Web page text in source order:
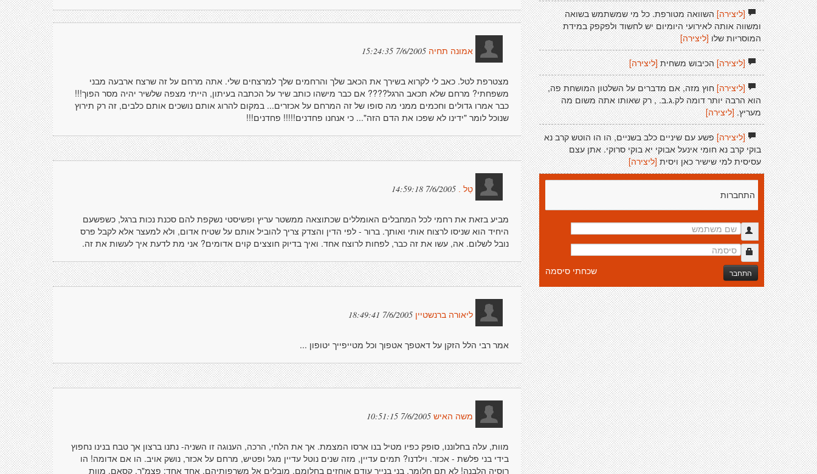
אמונה תחיה 7/6/2005 15:24:35
מצטרפת לטל. כאב לי לקרוא בשירך את הכאב שלך והרחמים שלך למרצחים שלי. אתה מרחם על זה שרצח ארבעה מבני
משפחתי? מרחם שלא תכאב הרגל???? אם כבר מישהו כותב שיר על הכתבה בעיתון, הייתי מצפה שלשיר יהיה מסר הפוך!!!
כבר אמרו גדולים וחכמים ממני מה סופו של זה המרחם על אכזרים... במקום להרוג אותם נושכים אותם כלבים, זה רק תירוץ
שנוכל לומר "ידינו לא שפכו את הדם הזה"... כי אנחנו פחדנים!!!!! פחדנים!!!
טַל . 7/6/2005 14:59:18
מביע בזאת את רחמי לכל המחבלים האומללים שכתוצאה ממשטר עריץ ופשיסטי נשקפת להם סכנת נכות ברגל, כשפשעם
היחיד הוא שניסו לרצוח אותי ואותך. ברור - לפי הדין והצדק צריך להוביל אותם על שטיח אדום, ולא למעצר אלא לקבל פרס
נובל לשלום. אה, עשו את זה כבר, לפחות לרוצח אחד. ואיך בדיוק חוצצים קוים אדומים? אני מת לדעת איך לעשות את זה.
ליאורה ברנשטיין 7/6/2005 18:49:41
אמר רבי הלל הזקן על דאטפך אטפוך וכל מטייפייך יטופון ...
משה האיש 7/6/2005 10:51:15
מוות, עלה בחלוננו, סופק כפיו מטיל בנו ארסו המצמת. אך את הלחי, הרכה, הענוגה זו השניה- נתנו ברצון אך טבח בנינו נחפוץ
בידי בני פלשת - אכזר. וילדנו? תמים עדיין, מזה שנים נוטל עדיין מגל ופטיש, מרחם על אכזר, נושק אויב. הו אם אדומה! הו
רוסיה הלבנה! לא תם חלומך, בני בנייך עודם אוחזים בחלומם, מובלים אל משרפותיהם, אחד אחד: פצמ"ר, קסאם. מוות
[ליצירה]השוואה מטורפת. כל מי שמשתמש בשואה
ומשווה אותה לאירועי היומיום יש לחשוד ולפקפק במידת
המוסריות שלו [ליצירה]
[ליצירה]הכיבוש משחית[ליצירה]
[ליצירה]חוץ מזה, אם מדברים על השלטון המושחת פה,
הוא הרבה יותר דומה לק.ג.ב. , רק שאותו אתה משום מה
מעריץ. [ליצירה]
[ליצירה]פשע עם שיניים כלב בשניים, הו הו הוטש קרב נא
בוקי קרב נא חומי אינעל אבוקי יא בוקי סרוקי. אתן עצם
עסיסית למי שישיר כאן ויסית [ליצירה]
התחברות
התחבר שכחתי סיסמה